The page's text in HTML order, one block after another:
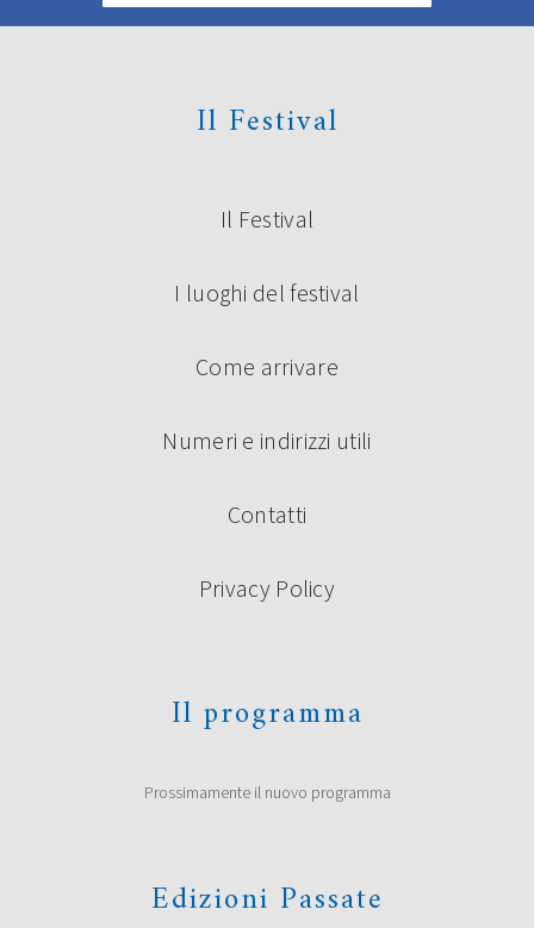
Il Festival
Il Festival
I luoghi del festival
Come arrivare
Numeri e indirizzi utili
Contatti
Privacy Policy
Il programma
Prossimamente il nuovo programma
Edizioni Passate